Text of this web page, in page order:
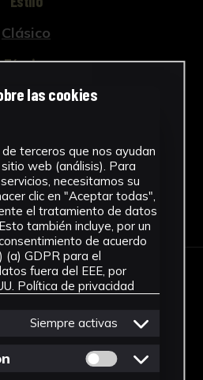
Clásico
Técnica
Ficha
las cookies
terceros que nos ayudan
web (análisis). Para
necesitamos su
clic en "Aceptar todas",
el tratamiento de datos
también incluye, por un
de acuerdo
(a) GDPR para el
fuera del EEE, por
Política de privacidad
Siempre activas
Permitir cookies